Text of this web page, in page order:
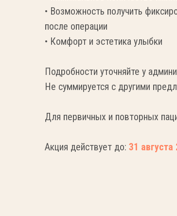
• Возможность получить
после операции
• Комфорт и эстетика улыбки
Подробности уточняйте у
Не суммируется с другими
Для первичных и повторных
Акция действует до: 31 августа